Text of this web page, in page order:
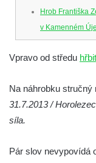
Hrob Františka
v Kamenném
Kamenném
Velešíně
Vpravo od středu
Na náhrobku stručný
31.7.2013 /
síla.
Pár slov nevypovídá